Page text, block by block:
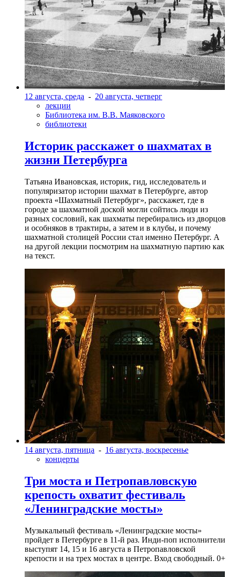
12 августа, среда - 20 августа, четверг
лекции
Библиотека им. В.В. Маяковского
библиотеки
Историк расскажет о шахматах в
жизни Петербурга
Татьяна Ивановская, историк, гид, исследователь и
популяризатор истории шахмат в Петербурге, автор
проекта «Шахматный Петербург», расскажет, где в
городе за шахматной доской могли сойтись люди из
разных сословий, как шахматы перебирались из дворцов
и особняков в трактиры, а затем и в клубы, и почему
шахматной столицей России стал именно Петербург. А
на другой лекции посмотрим на шахматную партию как
на текст.
14 августа, пятница - 16 августа, воскресенье
концерты
Три моста и Петропавловскую
крепость охватит фестиваль
«Ленинградские мосты»
Музыкальный фестиваль «Ленинградские мосты»
пройдет в Петербурге в 11-й раз. Инди-поп исполнители
выступят 14, 15 и 16 августа в Петропавловской
крепости и на трех мостах в центре. Вход свободный. 0+